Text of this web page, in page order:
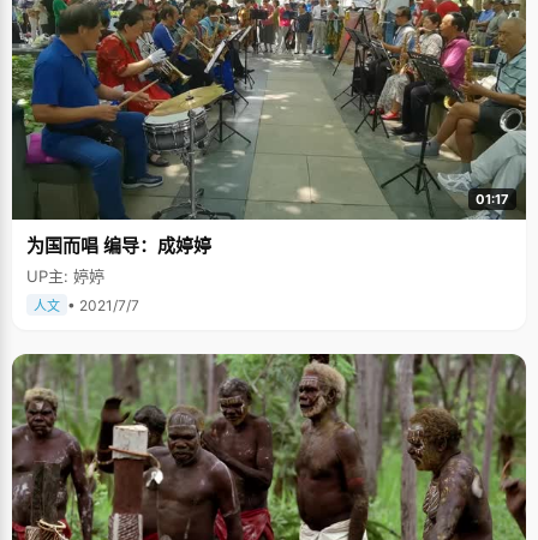
01:17
为国而唱 编导：成婷婷
UP主: 婷婷
人文 • 2021/7/7